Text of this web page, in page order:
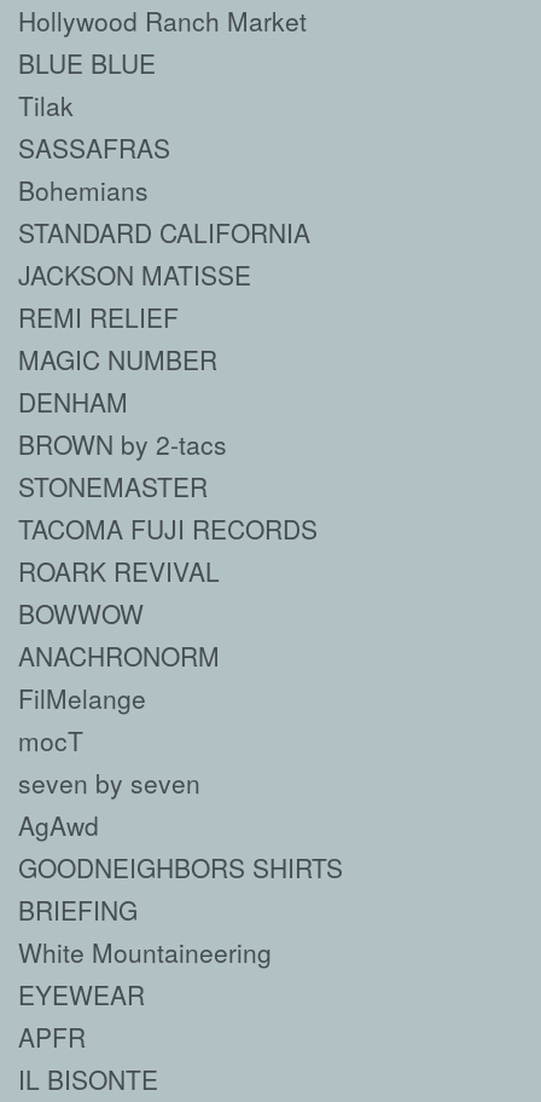
Hollywood Ranch Market
BLUE BLUE
Tilak
SASSAFRAS
Bohemians
STANDARD CALIFORNIA
JACKSON MATISSE
REMI RELIEF
MAGIC NUMBER
DENHAM
BROWN by 2-tacs
STONEMASTER
TACOMA FUJI RECORDS
ROARK REVIVAL
BOWWOW
ANACHRONORM
FilMelange
mocT
seven by seven
AgAwd
GOODNEIGHBORS SHIRTS
BRIEFING
White Mountaineering
EYEWEAR
APFR
IL BISONTE